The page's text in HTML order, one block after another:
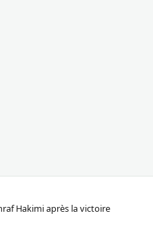
Hakimi après la victoire